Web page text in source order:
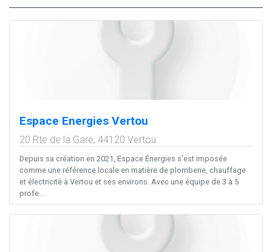
Espace Energies Vertou
20 Rte de la Gare, 44120 Vertou
Depuis sa création en 2021, Espace Énergies s’est imposée
comme une référence locale en matière de plomberie, chauffage
et électricité à Vertou et ses environs. Avec une équipe de 3 à 5
profe...